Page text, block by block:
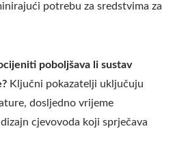
potrebu za sredstvima za
poboljšava li sustav
Ključni pokazatelji uključuju
dosljedno vrijeme
cjevovoda koji sprječava